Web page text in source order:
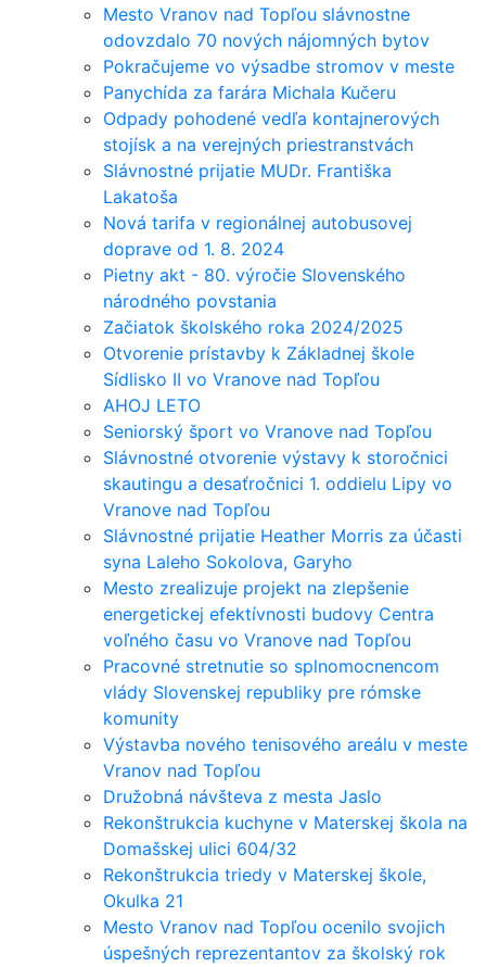
Mesto Vranov nad Topľou slávnostne
odovzdalo 70 nových nájomných bytov
Pokračujeme vo výsadbe stromov v meste
Panychída za farára Michala Kučeru
Odpady pohodené vedľa kontajnerových
stojísk a na verejných priestranstvách
Slávnostné prijatie MUDr. Františka
Lakatoša
Nová tarifa v regionálnej autobusovej
doprave od 1. 8. 2024
Pietny akt - 80. výročie Slovenského
národného povstania
Začiatok školského roka 2024/2025
Otvorenie prístavby k Základnej škole
Sídlisko II vo Vranove nad Topľou
AHOJ LETO
Seniorský šport vo Vranove nad Topľou
Slávnostné otvorenie výstavy k storočnici
skautingu a desaťročnici 1. oddielu Lipy vo
Vranove nad Topľou
Slávnostné prijatie Heather Morris za účasti
syna Laleho Sokolova, Garyho
Mesto zrealizuje projekt na zlepšenie
energetickej efektívnosti budovy Centra
voľného času vo Vranove nad Topľou
Pracovné stretnutie so splnomocnencom
vlády Slovenskej republiky pre rómske
komunity
Výstavba nového tenisového areálu v meste
Vranov nad Topľou
Družobná návšteva z mesta Jaslo
Rekonštrukcia kuchyne v Materskej škola na
Domašskej ulici 604/32
Rekonštrukcia triedy v Materskej škole,
Okulka 21
Mesto Vranov nad Topľou ocenilo svojich
úspešných reprezentantov za školský rok